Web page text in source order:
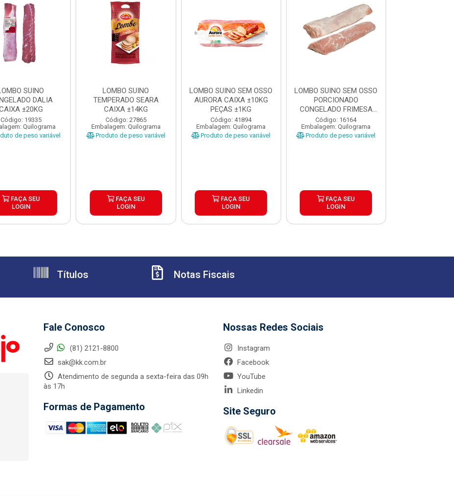
SUINO
DALIA
±20KG
Código: 19335
Quilograma
de peso variável
FAÇA SEU
LOGIN
LOMBO SUINO
TEMPERADO SEARA
CAIXA ±14KG
Código: 27865
Embalagem: Quilograma
Produto de peso variável
FAÇA SEU
LOGIN
LOMBO SUINO SEM OSSO
AURORA CAIXA ±10KG
PEÇAS ±1KG
Código: 41894
Embalagem: Quilograma
Produto de peso variável
FAÇA SEU
LOGIN
LOMBO SUINO SEM OSSO
PORCIONADO
CONGELADO FRIMESA
CAIXA ±10K...
Código: 16164
Embalagem: Quilograma
Produto de peso variável
FAÇA SEU
LOGIN
Títulos Notas Fiscais
Fale Conosco
(81) 2121-8800
sak@kk.com.br
Atendimento de segunda a sexta-feira das 09h
às 17h
Formas de Pagamento
Nossas Redes Sociais
Instagram
Facebook
YouTube
Linkedin
Site Seguro